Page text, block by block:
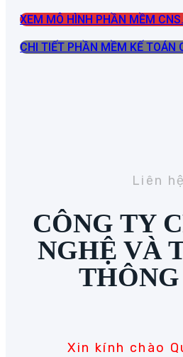
XEM MÔ HÌNH PHẦN MỀM
CHI TIẾT PHẦN MỀM KẾ TOÁN
Liên hệ
CÔNG TY
NGHỆ VÀ
THÔNG
Xin kính chào